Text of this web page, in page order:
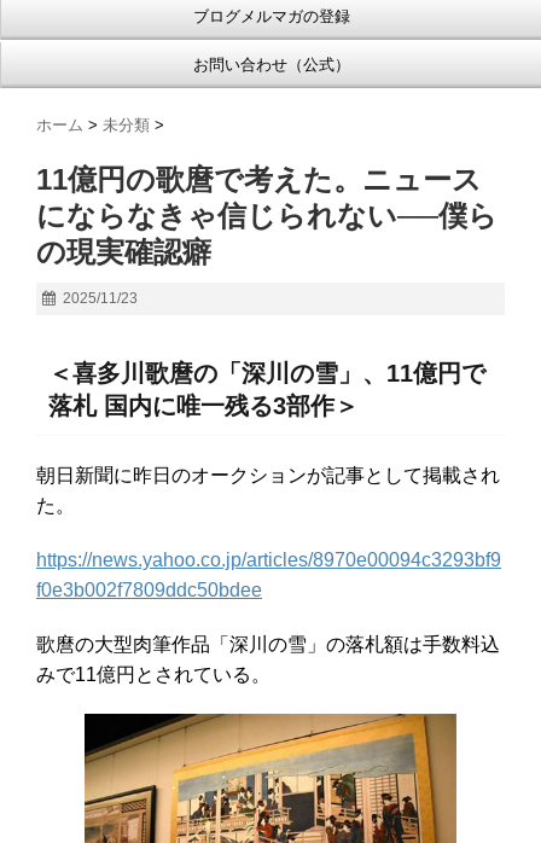
ブログメルマガの登録
お問い合わせ（公式）
ホーム > 未分類 >
11億円の歌麿で考えた。ニュース
にならなきゃ信じられない──僕ら
の現実確認癖
2025/11/23
＜喜多川歌麿の「深川の雪」、11億円で
落札 国内に唯一残る3部作＞
朝日新聞に昨日のオークションが記事として掲載され
た。
https://news.yahoo.co.jp/articles/8970e00094c3293bf9
f0e3b002f7809ddc50bdee
歌麿の大型肉筆作品「深川の雪」の落札額は手数料込
みで11億円とされている。